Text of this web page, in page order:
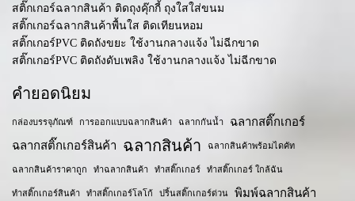
สติ๊กเกอร์ฉลากสินค้า ติดถุงคุ๊กกี้ ถุงใสใส่ขนม
สติ๊กเกอร์ฉลากสินค้าพื้นใส ติดเทียนหอม
สติ๊กเกอร์PVC ติดถังขยะ ใช้งานกลางแจ้ง ไม่ฉีกขาด
สติ๊กเกอร์PVC ติดถังดับเพลิง ใช้งานกลางแจ้ง ไม่ฉีกขาด
คำยอดนิยม
กล่องบรรจุภัณฑ์ การออกแบบฉลากสินค้า ฉลากกันน้ำ
ฉลากสติ๊กเกอร์
ฉลากสติ๊กเกอร์สินค้า
ฉลากสินค้า ฉลากสินค้าพร้อมไดคัท
ฉลากสินค้าราคาถูก ทำฉลากสินค้า ทำสติ๊กเกอร์ ทำสติ๊กเกอร์ ใกล้ฉัน
ทำสติ๊กเกอร์สินค้า ทำสติ๊กเกอร์โลโก้ ปริ้นสติ๊กเกอร์ด่วน พิมพ์ฉลากสินค้า